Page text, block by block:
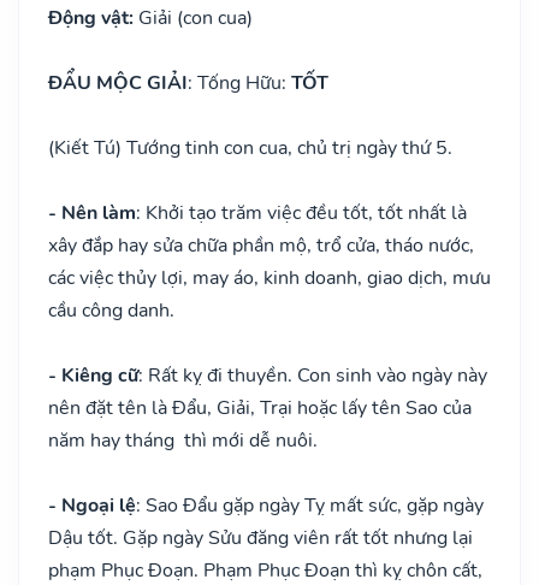
Động vật: Giải (con cua)
ĐẨU MỘC GIẢI: Tống Hữu: TỐT
(Kiết Tú) Tướng tinh con cua, chủ trị ngày thứ 5.
- Nên làm: Khởi tạo trăm việc đều tốt, tốt nhất là
xây đắp hay sửa chữa phần mộ, trổ cửa, tháo nước,
các việc thủy lợi, may áo, kinh doanh, giao dịch, mưu
cầu công danh.
- Kiêng cữ: Rất kỵ đi thuyền. Con sinh vào ngày này
nên đặt tên là Đẩu, Giải, Trại hoặc lấy tên Sao của
năm hay tháng thì mới dễ nuôi.
- Ngoại lệ: Sao Đẩu gặp ngày Tỵ mất sức, gặp ngày
Dậu tốt. Gặp ngày Sửu đăng viên rất tốt nhưng lại
phạm Phục Đoạn. Phạm Phục Đoạn thì kỵ chôn cất,